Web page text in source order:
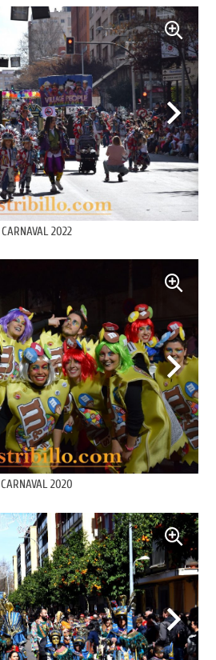
CARNAVAL 2022
CARNAVAL 2020